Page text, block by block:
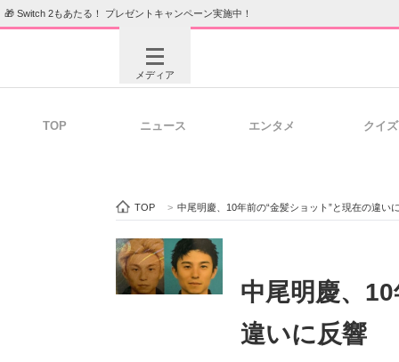
🎁 Switch 2もあたる！ プレゼントキャンペーン実施中！
メディア
ビジネスと働き方のヒント
ITエンジニア向け専門サイト 企業向けIT
TOP ニュース エンタメ クイズ
TOP > 中尾明慶、10年前の“金髪ショット”と現在の違
中尾明慶、
違いに反響